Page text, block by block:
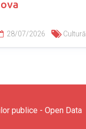
28/07/2026 Cultură
publice - Open Data